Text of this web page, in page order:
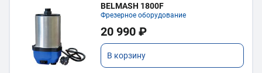
BELMASH 1800F
Фрезерное оборудование
20 990 ₽
В корзину